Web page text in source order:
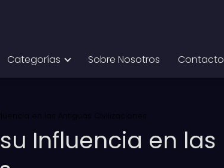
Categorías Sobre Nosotros Contacto
en las Antiguas Civilizaciones
Influencia en las